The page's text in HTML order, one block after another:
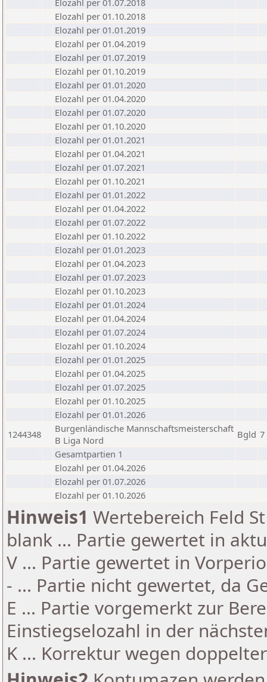
Elozahl per 01.07.2018
Elozahl per 01.10.2018
Elozahl per 01.01.2019
Elozahl per 01.04.2019
Elozahl per 01.07.2019
Elozahl per 01.10.2019
Elozahl per 01.01.2020
Elozahl per 01.04.2020
Elozahl per 01.07.2020
Elozahl per 01.10.2020
Elozahl per 01.01.2021
Elozahl per 01.04.2021
Elozahl per 01.07.2021
Elozahl per 01.10.2021
Elozahl per 01.01.2022
Elozahl per 01.04.2022
Elozahl per 01.07.2022
Elozahl per 01.10.2022
Elozahl per 01.01.2023
Elozahl per 01.04.2023
Elozahl per 01.07.2023
Elozahl per 01.10.2023
Elozahl per 01.01.2024
Elozahl per 01.04.2024
Elozahl per 01.07.2024
Elozahl per 01.10.2024
Elozahl per 01.01.2025
Elozahl per 01.04.2025
Elozahl per 01.07.2025
Elozahl per 01.10.2025
Elozahl per 01.01.2026
1244348
Burgenländische Mannschaftsmeisterschaft
B Liga Nord
Bgld 7
Gesamtpartien 1
Elozahl per 01.04.2026
Elozahl per 01.07.2026
Elozahl per 01.10.2026
Hinweis1 Wertebereich Feld
blank ... Partie gewertet in
V ... Partie gewertet in
- ... Partie nicht gewertet, da
E ... Partie vorgemerkt zur
Einstiegselozahl in der
K ... Korrektur wegen